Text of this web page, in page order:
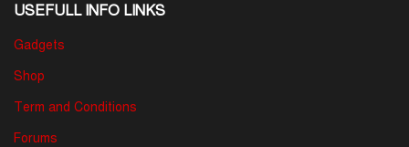
USEFULL INFO LINKS
Gadgets
Shop
Term and Conditions
Forums